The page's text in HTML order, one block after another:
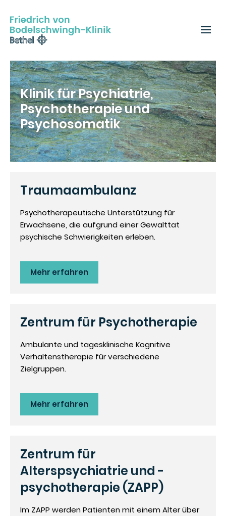
Klinik für Psychiatrie,
Psychotherapie und
Psychosomatik
Traumaambulanz
Psychotherapeutische Unterstützung für
Erwachsene, die aufgrund einer Gewalttat
psychische Schwierigkeiten erleben.
Mehr erfahren
Zentrum für Psychotherapie
Ambulante und tagesklinische Kognitive
Verhaltenstherapie für verschiedene
Zielgruppen.
Mehr erfahren
Zentrum für
Alterspsychiatrie und -
psychotherapie (ZAPP)
Im ZAPP werden Patienten mit einem Alter über